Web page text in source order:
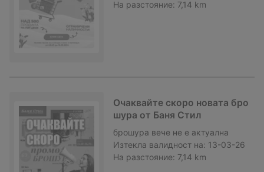
На разстояние: 7,14 km
Очаквайте скоро новата бро
шура от Баня Стил
брошура вече не е актуална
Изтекла валидност на: 13-03-26
На разстояние: 7,14 km